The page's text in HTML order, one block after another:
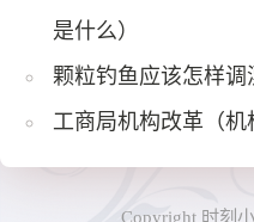
是什么）
颗粒钓鱼应该怎样调
工商局机构改革（机
Copyright 时刻